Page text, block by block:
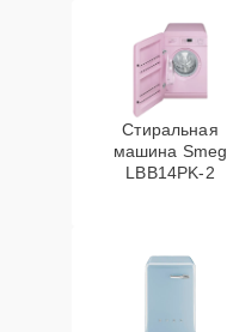
Стиральная
машина Smeg
LBB14PK-2